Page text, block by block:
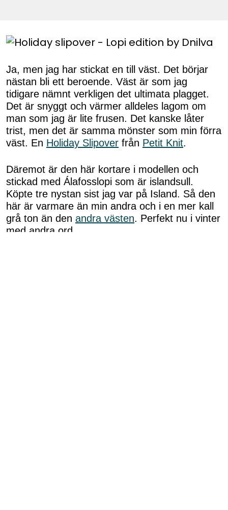
Ja, men jag har stickat en till väst. Det börjar
nästan bli ett beroende. Väst är som jag
tidigare nämnt verkligen det ultimata plagget.
Det är snyggt och värmer alldeles lagom om
man som jag är lite frusen. Det kanske låter
trist, men det är samma mönster som min förra
väst. En Holiday Slipover från Petit Knit.
Däremot är den här kortare i modellen och
stickad med Álafosslopi som är islandsull.
Köpte tre nystan sist jag var på Island. Så den
här är varmare än min andra och i en mer kall
grå ton än den andra västen. Perfekt nu i vinter
med andra ord.